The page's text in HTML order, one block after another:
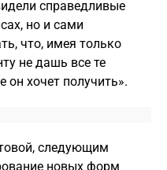
справедливые
но и сами
что, имея только
не дашь все те
он хочет получить».
следующим
новых форм